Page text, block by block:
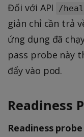
Đối với API /
giản chỉ cần trả
ứng dụng đã
pass probe này
đẩy vào pod.
Readiness
Readiness probe